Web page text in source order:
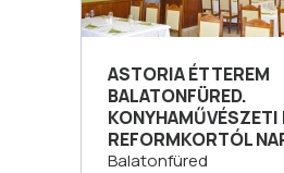
ASTORIA ÉTTEREM
BALATONFÜRED.
KONYHAMŰVÉSZETI
REFORMKORTÓL
Balatonfüred